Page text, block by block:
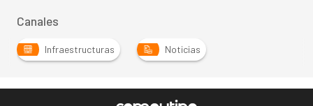
Canales
Infraestructuras
Noticias